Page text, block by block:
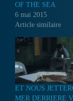
OF THE SEA
6 mai 2015
Article similaire
ET NOUS
MER DERRIERE